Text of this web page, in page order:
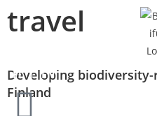
FI EN
travel
Developing
Finland